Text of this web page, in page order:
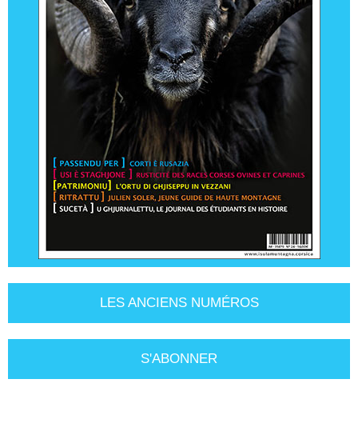
LES ANCIENS NUMÉROS
S'ABONNER